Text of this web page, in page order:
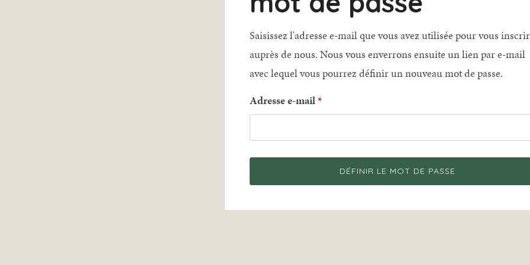
Saisissez l'adresse e-mail que vous avez utilisée pour vous
auprès de nous. Nous vous enverrons ensuite un lien par e-mail
avec lequel vous pourrez définir un nouveau mot de passe.
Adresse e-mail
DÉFINIR LE MOT DE PASSE